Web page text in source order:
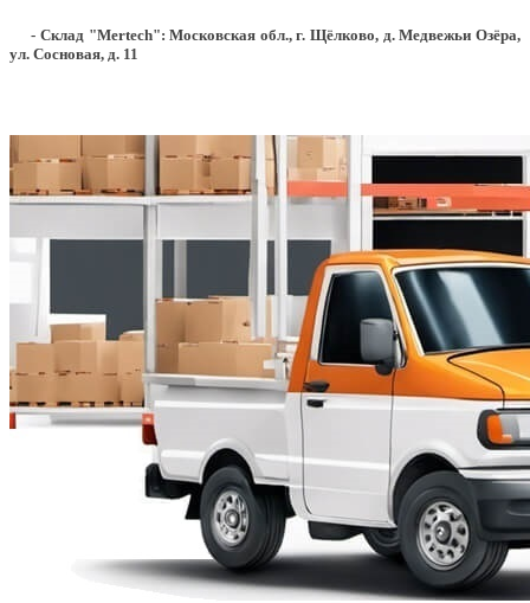
- Склад "Mertech": Московская обл., г. Щёлково, д. Медвежьи Озёра,
ул. Сосновая, д. 11